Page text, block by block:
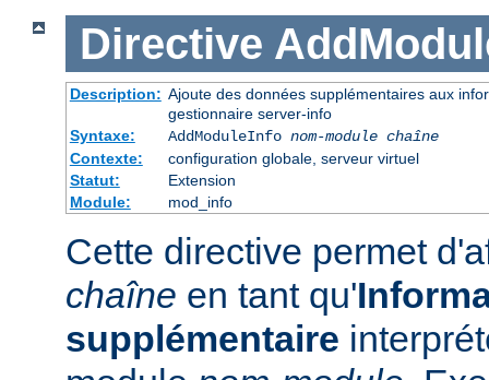
Directive
Description: Ajoute des données supplémentaires aux
gestionnaire server-info
Syntaxe:
AddModuleInfo nom-module chaîne
Contexte:
configuration globale, serveur virtuel
Statut:
Extension
Module:
mod_info
Cette directive permet
chaîne en tant qu'
supplémentaire